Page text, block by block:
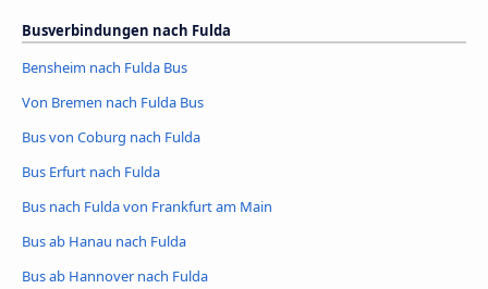
Busverbindungen nach Fulda
Bensheim nach Fulda Bus
Von Bremen nach Fulda Bus
Bus von Coburg nach Fulda
Bus Erfurt nach Fulda
Bus nach Fulda von Frankfurt am Main
Bus ab Hanau nach Fulda
Bus ab Hannover nach Fulda